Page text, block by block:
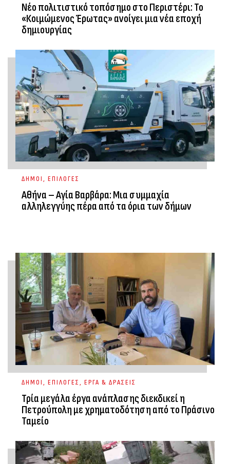
Νέο πολιτιστικό τοπόσημο στο Περιστέρι: Το
«Κοιμώμενος Έρωτας» ανοίγει μια νέα εποχή
δημιουργίας
ΔΗΜΟΙ, ΕΠΙΛΟΓΕΣ
Αθήνα – Αγία Βαρβάρα: Μια συμμαχία
αλληλεγγύης πέρα από τα όρια των δήμων
ΔΗΜΟΙ, ΕΠΙΛΟΓΕΣ, ΕΡΓΑ & ΔΡΑΣΕΙΣ
Τρία μεγάλα έργα ανάπλασης διεκδικεί η
Πετρούπολη με χρηματοδότηση από το Πράσινο
Ταμείο